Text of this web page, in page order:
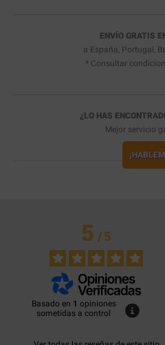
ENVÍO GRATIS
a España, Portugal,
* Consultar
¿LO HAS
Mejor servicio
5/5
Basado en 1 opiniones
sometidas a control